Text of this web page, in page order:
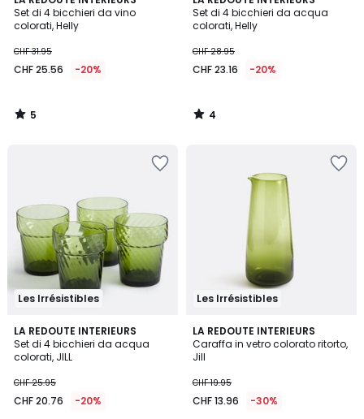
Set di 4 bicchieri da vino
colorati, Helly
25.56
invece
CHF
31.95
CHF 31.95
CHF 25.56 -20%
/
5
5
/
Set di 4 bicchieri da acqua
colorati, Helly
CHF 28.95
CHF 23.16 -20%
/
5
4
/
Les Irrésistibles
LA REDOUTE INTERIEURS
Set di 4 bicchieri da acqua
colorati, JILL
CHF 25.95
CHF 20.76 -20%
5
/
5
2
Colori
Les Irrésistibles
LA REDOUTE INTERIEURS
Caraffa in vetro colorato ritorto,
Jill
CHF 19.95
CHF 13.96 -30%
4
/
5
2
Colori